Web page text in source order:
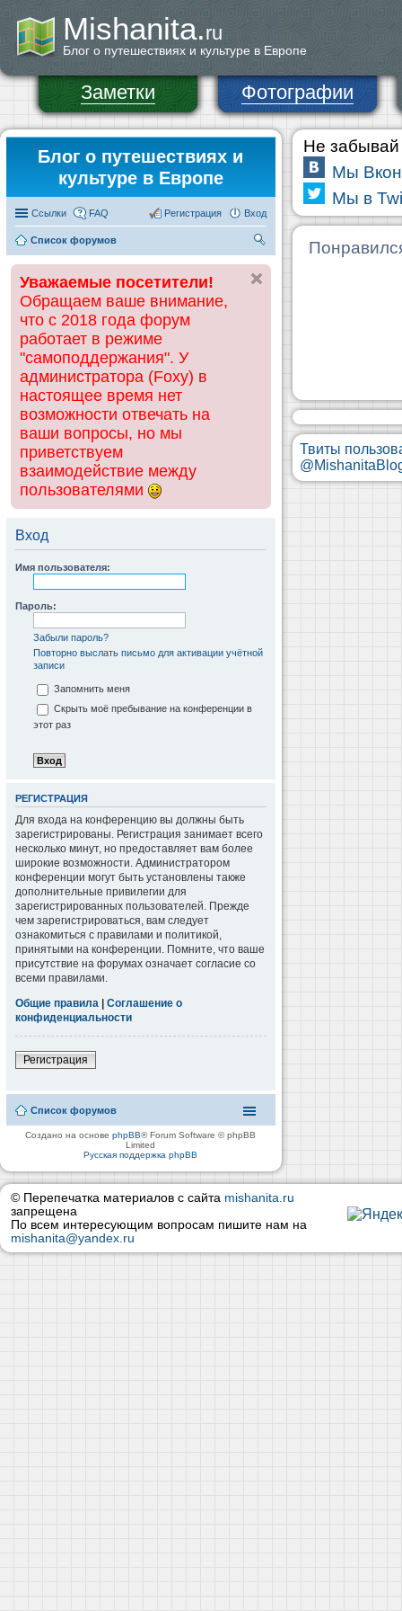
Mishanita.ru
Блог о путешествиях и культуре в Европе
Заметки Фотографии
Блог о путешествиях и
культуре в Европе
Ссылки FAQ Вход
Регистрация
Список форумов
ск
Уважаемые посетители!
Обращаем ваше внимание,
что с 2018 года форум
работает в режиме
"самоподдержания". У
администратора (Foxy) в
настоящее время нет
возможности отвечать на
ваши вопросы, но мы
приветствуем
взаимодействие между
пользователями
Вход
Имя пользователя:
Пароль:
Забыли пароль?
Повторно выслать письмо для активации учётной
записи
Запомнить меня
Скрыть моё пребывание на конференции в
этот раз
РЕГИСТРАЦИЯ
Для входа на конференцию вы должны быть
зарегистрированы. Регистрация занимает всего
несколько минут, но предоставляет вам более
широкие возможности. Администратором
конференции могут быть установлены также
дополнительные привилегии для
зарегистрированных пользователей. Прежде
чем зарегистрироваться, вам следует
ознакомиться с правилами и политикой,
принятыми на конференции. Помните, что ваше
присутствие на форумах означает согласие со
всеми правилами.
Общие правила | Соглашение о
конфиденциальности
Регистрация
Список форумов
Создано на основеphpBB® Forum Software © phpBB
Limited
Русская поддержка phpBB
Не забывай
Мы
Мы в
Твиты
© Перепечатка материалов с сайта mishanita.ru
запрещена
По всем интересующим вопросам пишите нам на
mishanita@yandex.ru